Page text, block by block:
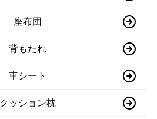
座布団
背もたれ
車シート
クッション枕